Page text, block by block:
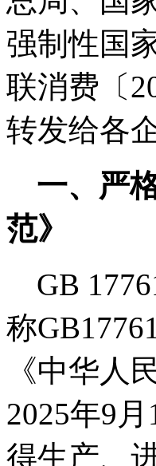
强制性国
联消费〔
转发给各
一、严
范》
GB
称
《中华人
2025年9 月
得生产、